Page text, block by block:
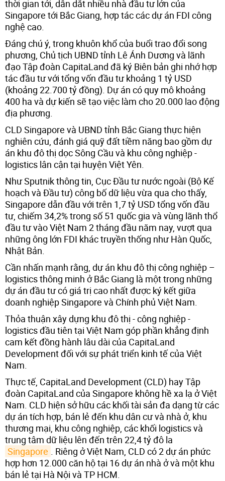
thời gian tới, dẫn dắt nhiều nhà đầu tư lớn của
Singapore tới Bắc Giang, hợp tác các dự án FDI công
nghệ cao.
Đáng chú ý, trong khuôn khổ của buổi trao đổi song
phương, Chủ tịch UBND tỉnh Lê Ánh Dương và lãnh
đạo Tập đoàn CapitaLand đã ký Biên bản ghi nhớ hợp
tác đầu tư với tổng vốn đầu tư khoảng 1 tỷ USD
(khoảng 22.700 tỷ đồng). Dự án có quy mô khoảng
400 ha và dự kiến sẽ tạo việc làm cho 20.000 lao động
địa phương.
CLD Singapore và UBND tỉnh Bắc Giang thực hiện
nghiên cứu, đánh giá quỹ đất tiềm năng bao gồm dự
án khu đô thị dọc Sông Cầu và khu công nghiệp -
logistics lân cận tại huyện Việt Yên.
Như Sputnik thông tin, Cục Đầu tư nước ngoài (Bộ Kế
hoạch và Đầu tư) công bố dữ liệu vừa qua cho thấy,
Singapore dẫn đầu với trên 1,7 tỷ USD tổng vốn đầu
tư, chiếm 34,2% trong số 51 quốc gia và vùng lãnh thổ
đầu tư vào Việt Nam 2 tháng đầu năm nay, vượt qua
những ông lớn FDI khác truyền thống như Hàn Quốc,
Nhật Bản.
Cần nhấn mạnh rằng, dự án khu đô thị công nghiệp –
logistics thông minh ở Bắc Giang là một trong những
dự án đầu tư có giá trị cao nhất được ký kết giữa
doanh nghiệp Singapore và Chính phủ Việt Nam.
Thỏa thuận xây dựng khu đô thị - công nghiệp -
logistics đầu tiên tại Việt Nam góp phần khẳng định
cam kết đồng hành lâu dài của CapitaLand
Development đối với sự phát triển kinh tế của Việt
Nam.
Thực tế, CapitaLand Development (CLD) hay Tập
đoàn CapitaLand của Singapore không hề xa lạ ở Việt
Nam. CLD hiện sở hữu các khối tài sản đa dạng từ các
dự án tích hợp, bán lẻ đến khu dân cư và nhà ở, khu
thương mại, khu công nghiệp, các khối logistics và
trung tâm dữ liệu lên đến trên 22,4 tỷ đô la
Singapore
. Riêng ở Việt Nam, CLD có 2 dự án phức
hợp hơn 12.000 căn hộ tại 16 dự án nhà ở và một khu
bán lẻ tại Hà Nội và TP HCM.